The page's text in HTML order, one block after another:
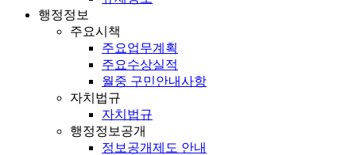
행정정보
주요시책
주요업무계획
주요수상실적
월중 구민안내사항
자치법규
자치법규
행정정보공개
정보공개제도 안내